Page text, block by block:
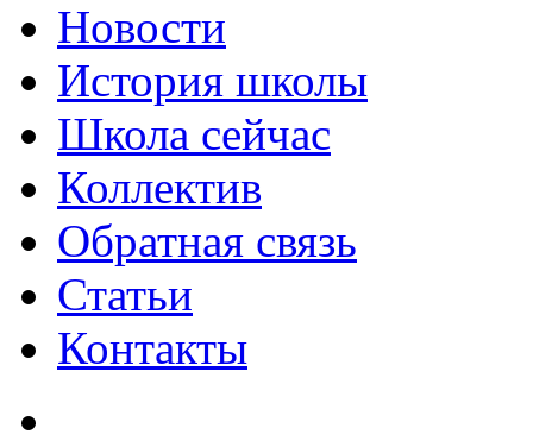
Новости
История школы
Школа сейчас
Коллектив
Обратная связь
Статьи
Контакты